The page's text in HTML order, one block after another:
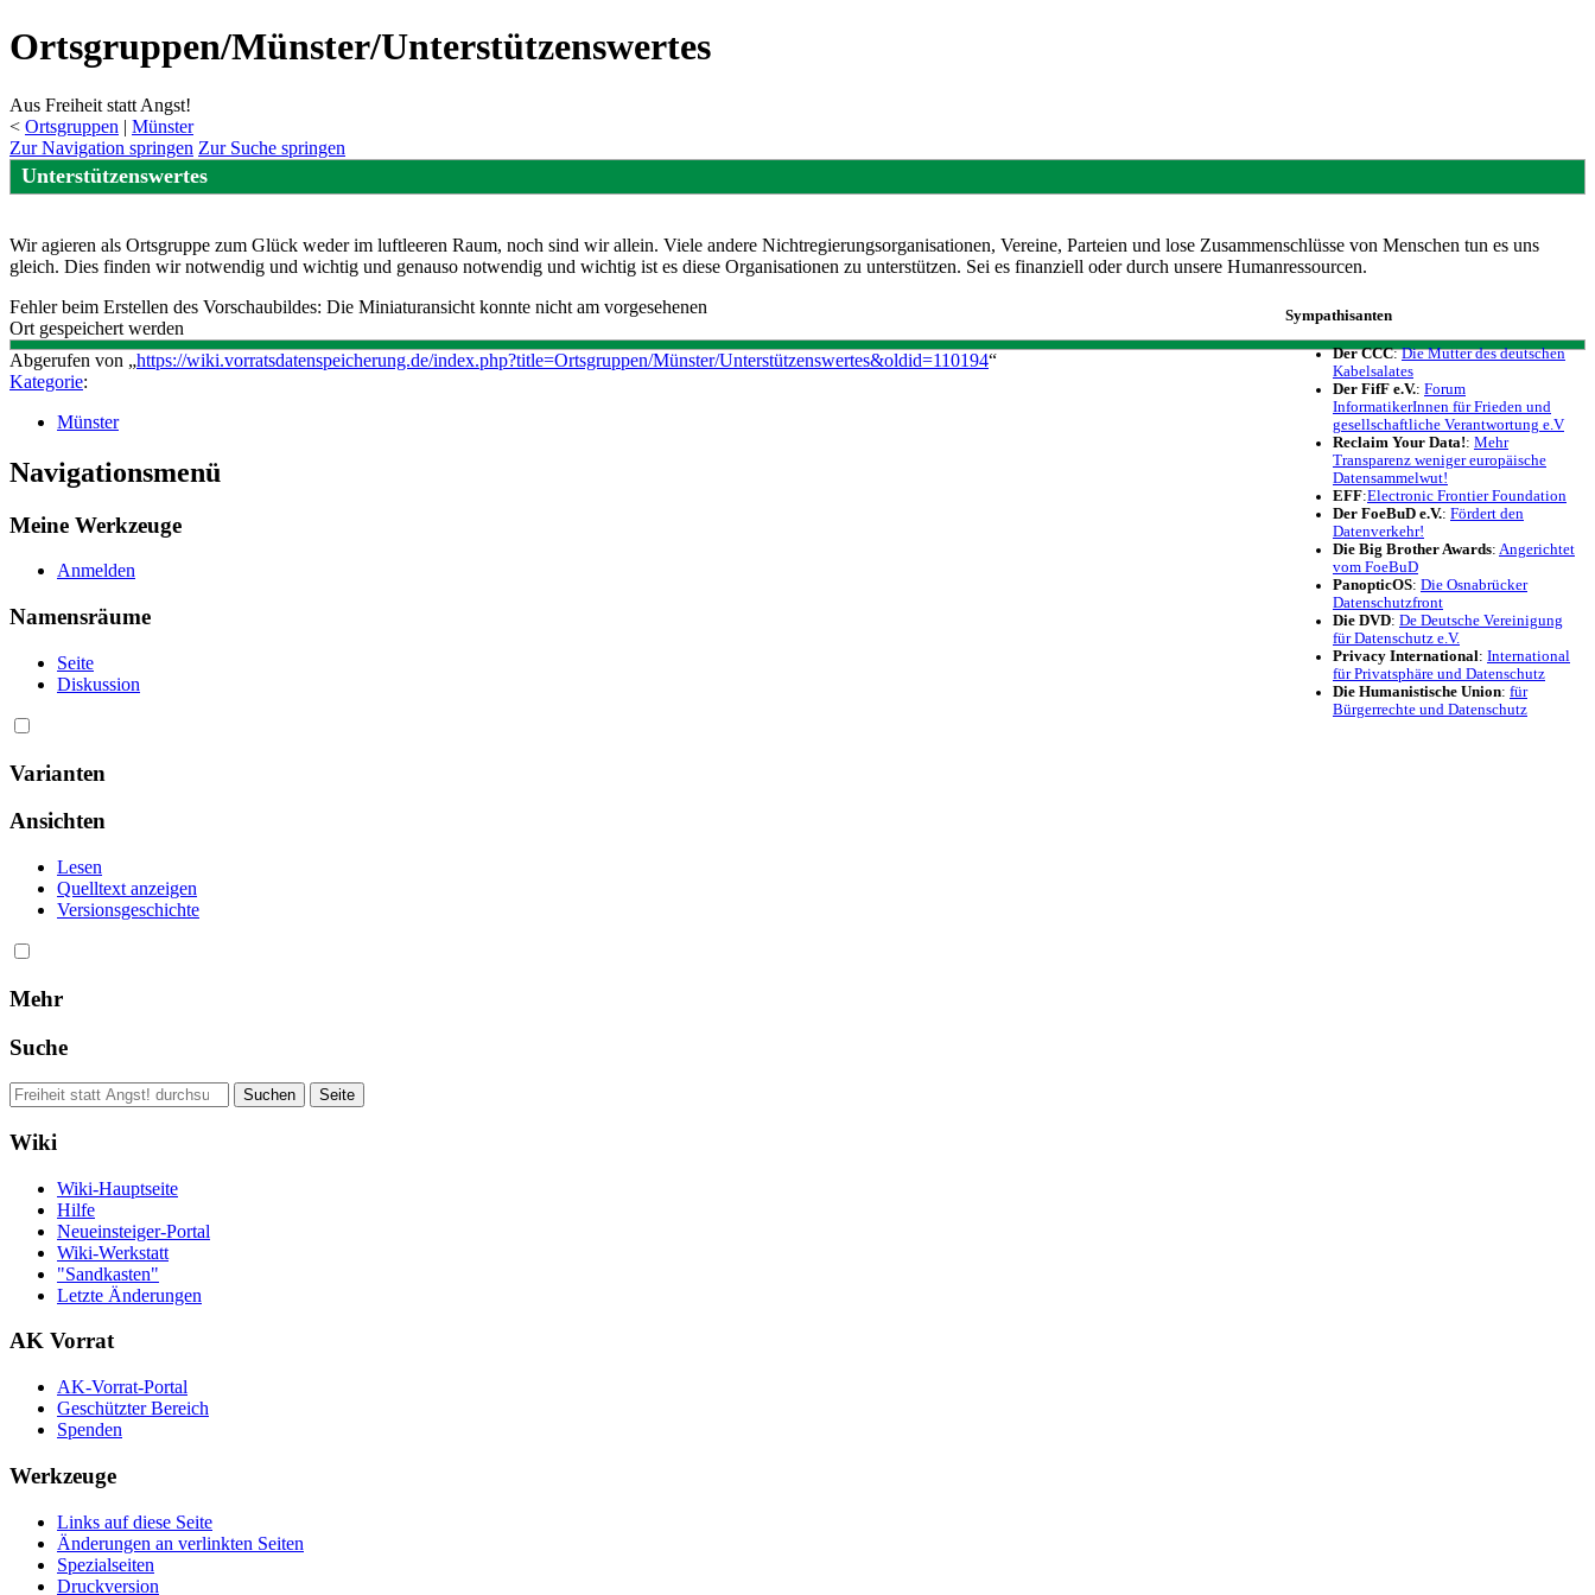
Ortsgruppen/Münster/Unterstützenswertes
Aus Freiheit statt Angst!
< Ortsgruppen ‎ | Münster
Zur Navigation springen Zur Suche springen
Unterstützenswertes
Wir agieren als Ortsgruppe zum Glück weder im luftleeren Raum, noch sind wir allein. Viele andere Nichtregierungsorganisationen, Vereine, Parteien und lose Zusammenschlüsse von Menschen tun es uns
gleich. Dies finden wir notwendig und wichtig und genauso notwendig und wichtig ist es diese Organisationen zu unterstützen. Sei es finanziell oder durch unsere Humanressourcen.
Sympathisanten
Der CCC:Die Mutter des deutschen
Kabelsalates
Der FifF e.V.: Forum
InformatikerInnen für Frieden und
gesellschaftliche Verantwortung e.V
Reclaim Your Data!: Mehr
Transparenz weniger europäische
Datensammelwut!
EFF:Electronic Frontier Foundation
Der FoeBuD e.V.: Fördert den
Datenverkehr!
Die Big Brother Awards: Angerichtet
vom FoeBuD
PanopticOS: Die Osnabrücker
Datenschutzfront
Die DVD: De Deutsche Vereinigung
für Datenschutz e.V.
Privacy International: International
für Privatsphäre und Datenschutz
Die Humanistische Union: für
Bürgerrechte und Datenschutz
Fehler beim Erstellen des Vorschaubildes: Die Miniaturansicht konnte nicht am vorgesehenen
Ort gespeichert werden
Abgerufen von „https://wiki.vorratsdatenspeicherung.de/index.php?title=Ortsgruppen/Münster/Unterstützenswertes&oldid=110194“
Kategorie:
Münster
Navigationsmenü
Meine Werkzeuge
Anmelden
Namensräume
Seite
Diskussion
Varianten
Ansichten
Lesen
Quelltext anzeigen
Versionsgeschichte
Mehr
Suche
Wiki
Wiki-Hauptseite
Hilfe
Neueinsteiger-Portal
Wiki-Werkstatt
"Sandkasten"
Letzte Änderungen
AK Vorrat
AK-Vorrat-Portal
Geschützter Bereich
Spenden
Werkzeuge
Links auf diese Seite
Änderungen an verlinkten Seiten
Spezialseiten
Druckversion